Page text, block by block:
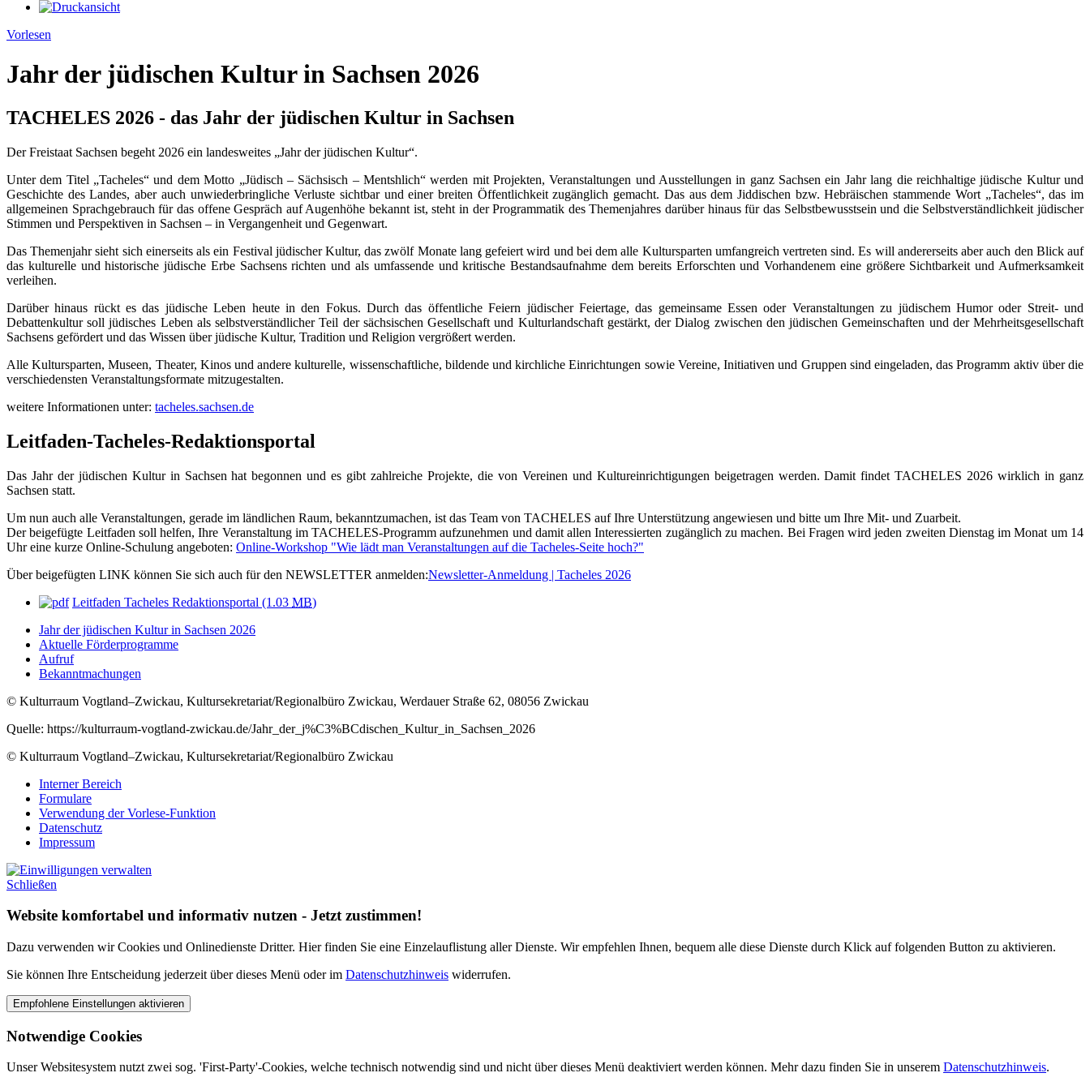
Vorlesen
Jahr der jüdischen Kultur in Sachsen 2026
TACHELES 2026 - das Jahr der jüdischen Kultur in Sachsen
Der Freistaat Sachsen begeht 2026 ein landesweites „Jahr der jüdischen Kultur“.
Unter dem Titel „Tacheles“ und dem Motto „Jüdisch – Sächsisch – Mentshlich“ werden mit Projekten, Veranstaltungen und Ausstellungen in ganz Sachsen ein Jahr lang die reichhaltige jüdische Kultur und
Geschichte des Landes, aber auch unwiederbringliche Verluste sichtbar und einer breiten Öffentlichkeit zugänglich gemacht. Das aus dem Jiddischen bzw. Hebräischen stammende Wort „Tacheles“, das im
allgemeinen Sprachgebrauch für das offene Gespräch auf Augenhöhe bekannt ist, steht in der Programmatik des Themenjahres darüber hinaus für das Selbstbewusstsein und die Selbstverständlichkeit jüdischer
Stimmen und Perspektiven in Sachsen – in Vergangenheit und Gegenwart.
Das Themenjahr sieht sich einerseits als ein Festival jüdischer Kultur, das zwölf Monate lang gefeiert wird und bei dem alle Kultursparten umfangreich vertreten sind. Es will andererseits aber auch den Blick auf
das kulturelle und historische jüdische Erbe Sachsens richten und als umfassende und kritische Bestandsaufnahme dem bereits Erforschten und Vorhandenem eine größere Sichtbarkeit und Aufmerksamkeit
verleihen.
Darüber hinaus rückt es das jüdische Leben heute in den Fokus. Durch das öffentliche Feiern jüdischer Feiertage, das gemeinsame Essen oder Veranstaltungen zu jüdischem Humor oder Streit- und
Debattenkultur soll jüdisches Leben als selbstverständlicher Teil der sächsischen Gesellschaft und Kulturlandschaft gestärkt, der Dialog zwischen den jüdischen Gemeinschaften und der Mehrheitsgesellschaft
Sachsens gefördert und das Wissen über jüdische Kultur, Tradition und Religion vergrößert werden.
Alle Kultursparten, Museen, Theater, Kinos und andere kulturelle, wissenschaftliche, bildende und kirchliche Einrichtungen sowie Vereine, Initiativen und Gruppen sind eingeladen, das Programm aktiv über die
verschiedensten Veranstaltungsformate mitzugestalten.
weitere Informationen unter: tacheles.sachsen.de
Leitfaden-Tacheles-Redaktionsportal
Das Jahr der jüdischen Kultur in Sachsen hat begonnen und es gibt zahlreiche Projekte, die von Vereinen und Kultureinrichtigungen beigetragen werden. Damit findet TACHELES 2026 wirklich in ganz
Sachsen statt.
Um nun auch alle Veranstaltungen, gerade im ländlichen Raum, bekanntzumachen, ist das Team von TACHELES auf Ihre Unterstützung angewiesen und bitte um Ihre Mit- und Zuarbeit.
Der beigefügte Leitfaden soll helfen, Ihre Veranstaltung im TACHELES-Programm aufzunehmen und damit allen Interessierten zugänglich zu machen. Bei Fragen wird jeden zweiten Dienstag im Monat um 14
Uhr eine kurze Online-Schulung angeboten: Online-Workshop "Wie lädt man Veranstaltungen auf die Tacheles-Seite hoch?"
Über beigefügten LINK können Sie sich auch für den NEWSLETTER anmelden:Newsletter-Anmeldung | Tacheles 2026
Leitfaden Tacheles Redaktionsportal (1.03 MB)
Jahr der jüdischen Kultur in Sachsen 2026
Aktuelle Förderprogramme
Aufruf
Bekanntmachungen
© Kulturraum Vogtland–Zwickau, Kultursekretariat/Regionalbüro Zwickau, Werdauer Straße 62, 08056 Zwickau
Quelle: https://kulturraum-vogtland-zwickau.de/Jahr_der_j%C3%BCdischen_Kultur_in_Sachsen_2026
© Kulturraum Vogtland–Zwickau, Kultursekretariat/Regionalbüro Zwickau
Interner Bereich
Formulare
Verwendung der Vorlese-Funktion
Datenschutz
Impressum
Schließen
Website komfortabel und informativ nutzen - Jetzt zustimmen!
Dazu verwenden wir Cookies und Onlinedienste Dritter. Hier finden Sie eine Einzelauflistung aller Dienste. Wir empfehlen Ihnen, bequem alle diese Dienste durch Klick auf folgenden Button zu aktivieren.
Sie können Ihre Entscheidung jederzeit über dieses Menü oder im Datenschutzhinweis widerrufen.
Notwendige Cookies
Unser Websitesystem nutzt zwei sog. 'First-Party'-Cookies, welche technisch notwendig sind und nicht über dieses Menü deaktiviert werden können. Mehr dazu finden Sie in unserem Datenschutzhinweis.